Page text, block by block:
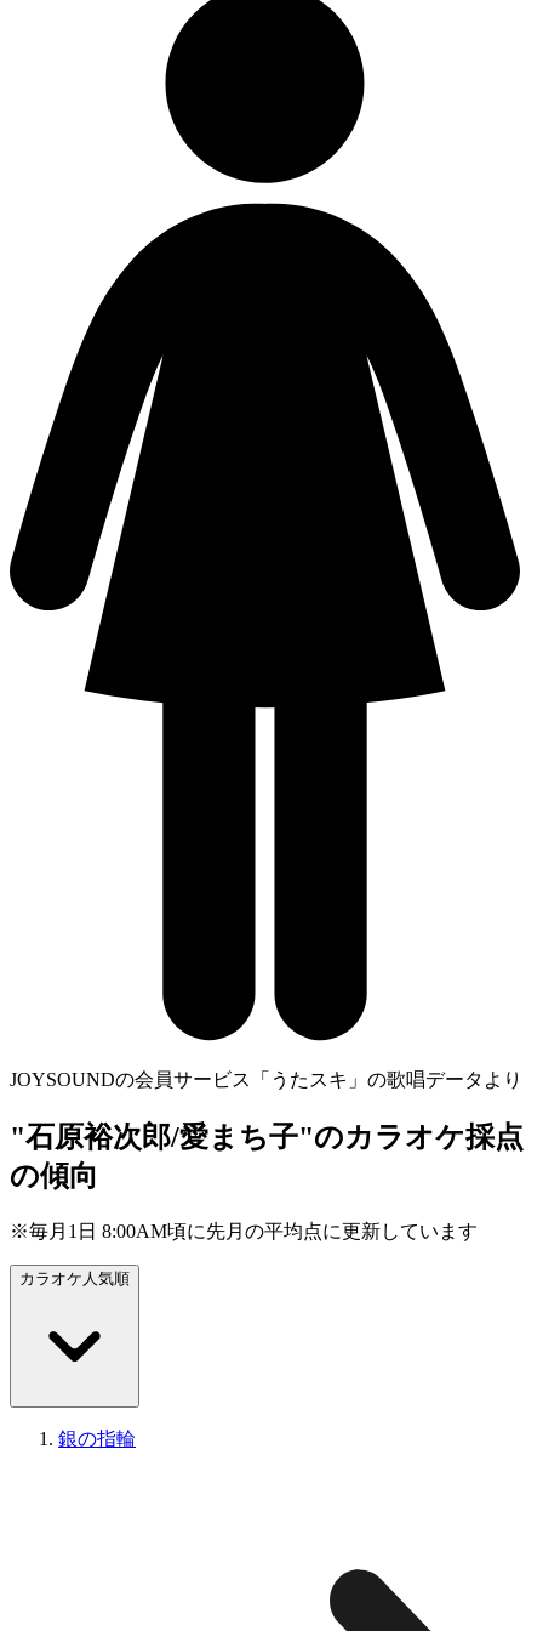
JOYSOUNDの会員サービス「うたスキ」の歌唱データより
"石原裕次郎/愛まち子"のカラオケ採点
の傾向
※毎月1日 8:00AM頃に先月の平均点に更新しています
カラオケ人気順
銀の指輪